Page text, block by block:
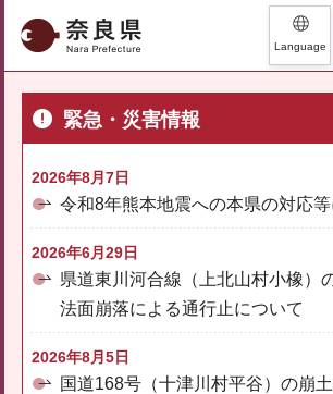
奈良県 Language
緊急・災害情報
2026年8月7日
令和8年熊本地震への本県の対応
2026年6月29日
県道東川河合線（上北山村小橡）
法面崩落による通行止について
2026年8月5日
国道168号（十津川村平谷）の崩